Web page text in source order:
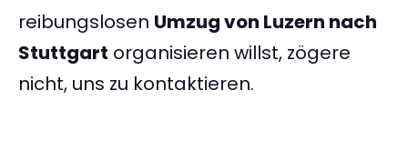
reibungslosen Umzug von Luzern nach
Stuttgart organisieren willst, zögere
nicht, uns zu kontaktieren.